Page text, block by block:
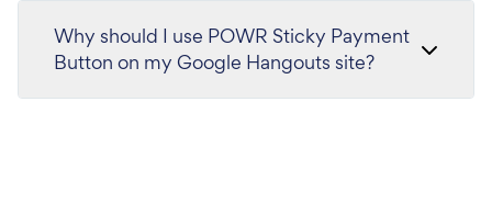
Why should I use POWR Sticky Payment
Button on my Google Hangouts site?